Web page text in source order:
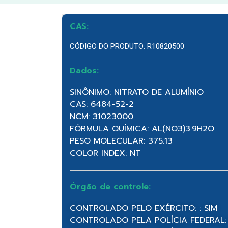
CAS:
CÓDIGO DO PRODUTO: R10820500
Dados:
SINÔNIMO: NITRATO DE ALUMÍNIO
CAS: 6484-52-2
NCM: 31023000
FÓRMULA QUÍMICA: AL(NO3)3·9H2O
PESO MOLECULAR: 375.13
COLOR INDEX: NT
Órgão de controle:
CONTROLADO PELO EXÉRCITO: : SIM
CONTROLADO PELA POLÍCIA